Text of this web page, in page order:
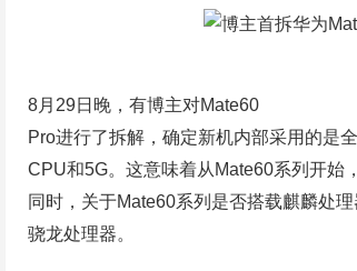
8月29日晚，有博主对Mate60
Pro进行了拆解，确定新机内部采用的是
CPU和5G。这意味着从Mate60系列开始
同时，关于Mate60系列是否搭载麒麟处
骁龙处理器。